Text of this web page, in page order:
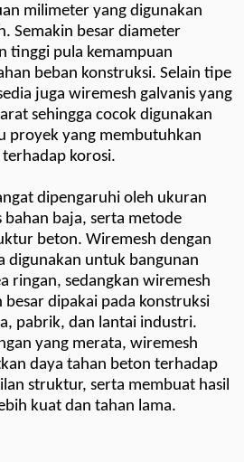
milimeter yang digunakan
Semakin besar diameter
tinggi pula kemampuan
beban konstruksi. Selain tipe
juga wiremesh galvanis yang
sehingga cocok digunakan
proyek yang membutuhkan
korosi.
dipengaruhi oleh ukuran
baja, serta metode
beton. Wiremesh dengan
digunakan untuk bangunan
ringan, sedangkan wiremesh
dipakai pada konstruksi
pabrik, dan lantai industri.
yang merata, wiremesh
daya tahan beton terhadap
struktur, serta membuat hasil
kuat dan tahan lama.